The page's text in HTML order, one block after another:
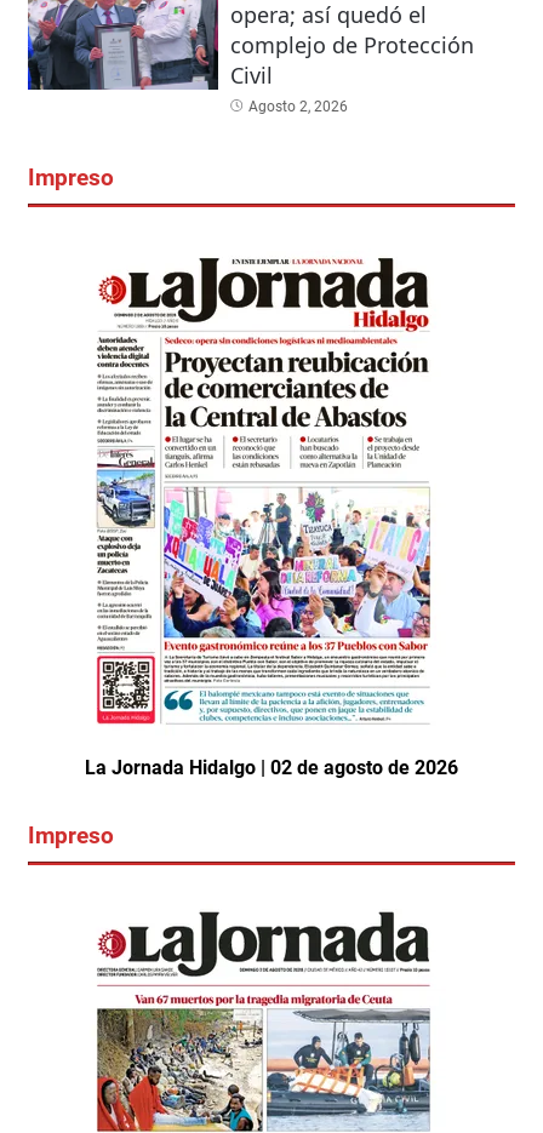
opera; así quedó el
complejo de Protección
Civil
Agosto 2, 2026
Impreso
La Jornada Hidalgo | 02 de agosto de 2026
Impreso